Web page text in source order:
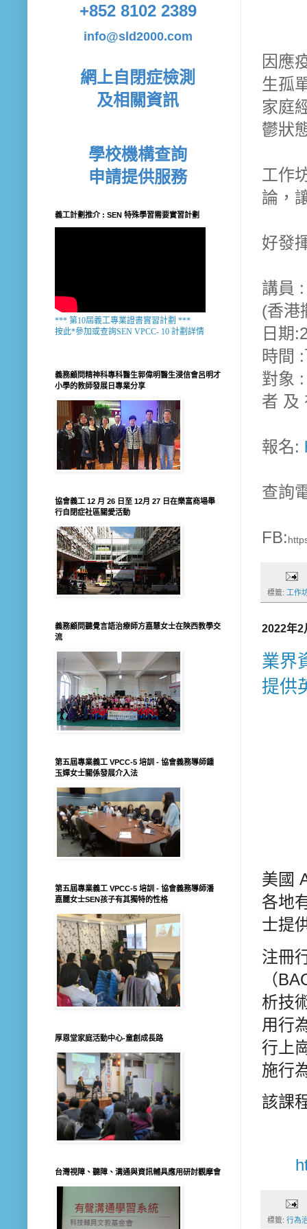
因應
生孤
家庭
鬱狀
工作
論，
好發
講員
(香港
日期
時間
對象
者 及
報名:
查詢
FB:
標籤: 工作
2022年2
業界
提供
美國
各地
士提
注冊
（
析技
用行
行上
施行
該課
標籤: 行為
+852 8102 2389
info@sld2000.com
網上自閉症檢測
及相關資訊
學校機構查詢
申請提供服務
義工計劃推介 : SEN 特殊學習需要實習計劃
*** 第10屆義工專業證書實習計劃 ***
按此*參加或查詢SEN VPCC- 10 計劃詳情
義務顧問精神科專科醫生郭偉明醫生浸信會呂明才
小學的教師發展日專業分享
協會義工 12 月 26 日至 12月 27 日在樂富商場舉
行自閉症社區關愛活動
義務顧問聽覺言語治療師方嘉慧女士在陝西教學交
流
第五屆專業義工 VPCC-5 培訓 - 協會義務導師鍾
玉嬋女士關係發展介入法
第五屆專業義工 VPCC-5 培訓 - 協會義務導師潘
嘉麗女士SEN孩子有其獨特的性格
厚恩堂家庭活動中心-童創成長路
台灣視障、聽障、溝通與資訊輔具應用研討觀摩會